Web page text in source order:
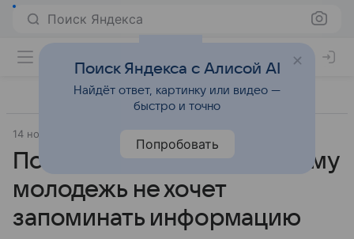
Поиск Яндекса
14 ноября 2025
Психолог объяснила, почему
молодежь не хочет
запоминать информацию
Поиск Яндекса с Алисой AI
Найдёт ответ, картинку или видео —
быстро и точно
Попробовать